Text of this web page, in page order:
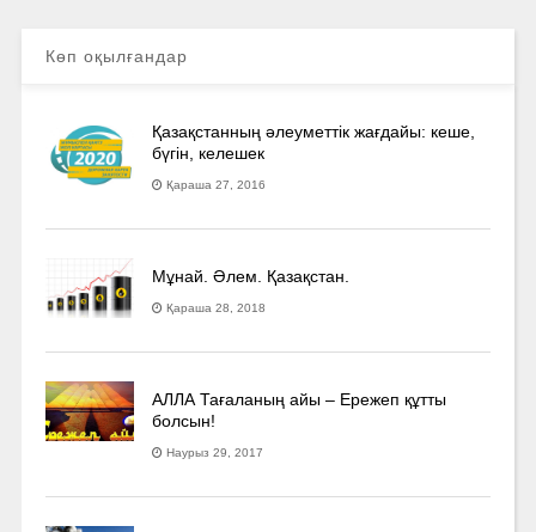
Көп оқылғандар
Қазақстанның әлеуметтік жағдайы: кеше,
бүгін, келешек
Қараша 27, 2016
Мұнай. Әлем. Қазақстан.
Қараша 28, 2018
АЛЛА Тағаланың айы – Ережеп құтты
болсын!
Наурыз 29, 2017